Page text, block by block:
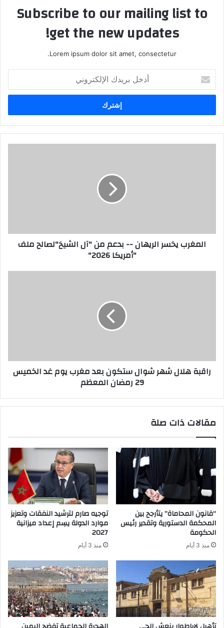
Subscribe to our mailing list to
get the new updates!
Lorem ipsum dolor sit amet, consectetur.
بريدك
الإلكتروني
المغرب يخسر الريهان -- بدعم من "آل الشيخ"لصالح ملف
"أمريكا 2026"
راقبة هلال شهر شوال ستكون بعد مغرب يوم غد الخميس
29 رمضان المعظم
مقالات ذات صلة
“قانون المحاماة” يتأرجح بين
المحكمة الدستورية وتقدير رئيس
الحكومة
منذ 3 أيام
توجيه صارم لترشيد النفقات وتعزيز
موارد الدولة يسِم إعداد ميزانية
2027
منذ 3 أيام